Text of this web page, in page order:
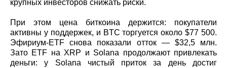
крупных инвесторов снижать риски.
При этом цена биткоина держится: покупатели
активны у поддержек, и BTC торгуется около $77 500.
Эфириум‑ETF снова показали отток — $32,5 млн.
Зато ETF на XRP и Solana продолжают привлекать
деньги: у Solana чистый приток за день достиг